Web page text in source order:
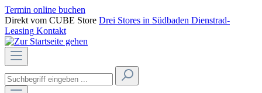
Termin online buchen
Direkt vom CUBE Store Drei Stores in Südbaden Dienstrad-
Leasing Kontakt